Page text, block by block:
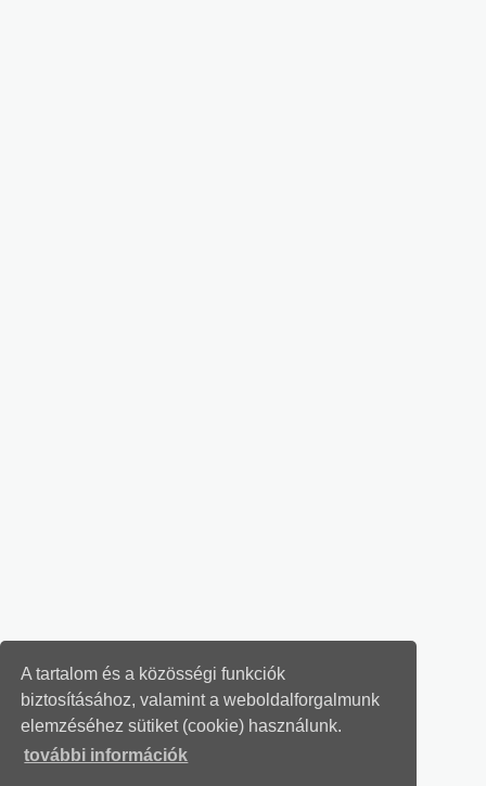
A tartalom és a közösségi funkciók
biztosításához, valamint a weboldalforgalmunk
elemzéséhez sütiket (cookie) használunk.
további információk